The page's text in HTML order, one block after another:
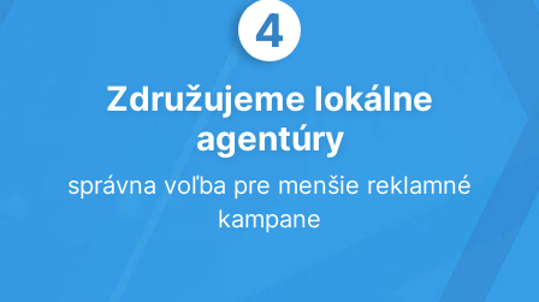
4
Združujeme lokálne
agentúry
správna voľba pre menšie reklamné
kampane